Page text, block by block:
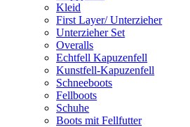
Kleid
First Layer/ Unterzieher
Unterzieher Set
Overalls
Echtfell Kapuzenfell
Kunstfell-Kapuzenfell
Schneeboots
Fellboots
Schuhe
Boots mit Fellfutter